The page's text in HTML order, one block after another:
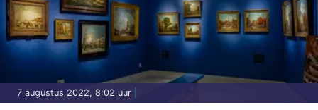
7 augustus 2022, 8:02 uur